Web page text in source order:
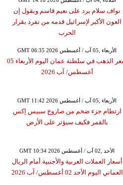
نواف سلام يرد على نعيم قاسم ويقول إن
العون الأكبر لإسرائيل قدمه من تفرد بقرار
الحرب
GMT 06:35 2026 الأربعاء ,05 آب / أغسطس
سعر الذهب في سلطنة عمان اليوم الأربعاء 05
أغسطس/ آب 2026
GMT 11:42 2026 الأربعاء ,05 آب / أغسطس
ارتطام جزء ضخم من صاروخ سبيس إكس
بالقمر فكيف سيؤثر على الأرض
GMT 10:34 2026 الأحد ,02 آب / أغسطس
أسعار العملات العربية والأجنبية أمام الريال
العماني اليوم الأحد 02 أغسطس/ آب 2026